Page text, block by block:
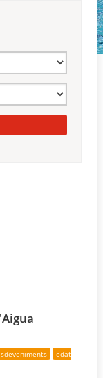
edat